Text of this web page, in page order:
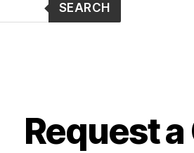
SEARCH
Request